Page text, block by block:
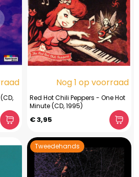
Nog 1 op voorraad
Red Hot Chili Peppers - One Hot
Minute (CD, 1995)
€ 3,95
Tweedehands